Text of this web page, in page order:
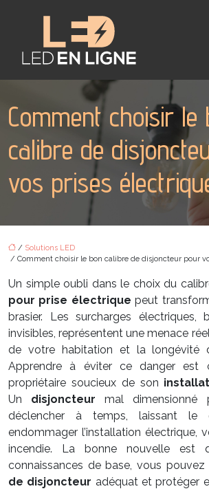
Comment choisir le
calibre de
vos prises
/ Solutions LED
/ Comment choisir le bon calibre de disjoncteur pour
Un simple oubli dans le choix du
pour prise électriquepeut
brasier. Les surcharges électriques,
invisibles, représentent une menace
de votre habitation et la longévité
Apprendre à éviter ce danger est
propriétaire soucieux de son
Un disjoncteurmal
déclencher à temps, laissant le
endommager l’installation électrique,
incendie. La bonne nouvelle est
connaissances de base, vous pouvez
de disjoncteur adéquat et protéger